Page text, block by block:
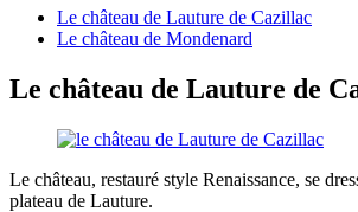
Le château de Lauture de Cazillac
Le château de Mondenard
Le château de Lauture de
Le château, restauré style Renaissance, se
plateau de Lauture.